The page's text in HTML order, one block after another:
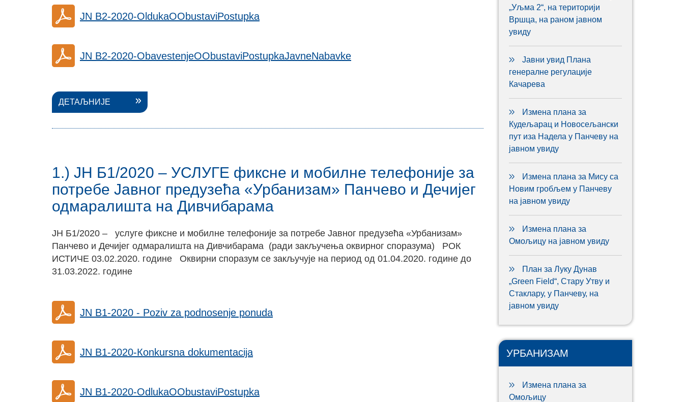
JN B2-2020-OldukaOObustaviPostupka
JN B2-2020-ObavestenjeOObustaviPostupkaJavneNabavke
ДЕТАЉНИЈЕ
1.) ЈН Б1/2020 – УСЛУГЕ фиксне и мобилне телефоније за
потребе Јавног предузећа «Урбанизам» Панчево и Дечијег
одмаралишта на Дивчибарама
ЈН Б1/2020 – услуге фиксне и мобилне телефоније за потребе Јавног предузећа «Урбанизам»
Панчево и Дечијег одмаралишта на Дивчибарама (ради закључења оквирног споразума) РОК
ИСТИЧЕ 03.02.2020. године Оквирни споразум се закључује на период од 01.04.2020. године до
31.03.2022. године
JN B1-2020 - Poziv za podnosenje ponuda
JN B1-2020-Кonkursna dokumentacija
JN B1-2020-OdlukaOObustaviPostupka
„Уљма 2“, на територији
Вршца, на раном јавном
увиду
Јавни увид Плана
генералне регулације
Качарева
Измена плана за
Кудељарац и Новосељански
пут иза Надела у Панчеву на
јавном увиду
Измена плана за Мису са
Новим гробљем у Панчеву
на јавном увиду
Измена плана за
Омољицу на јавном увиду
План за Луку Дунав
„Green Field“, Стару Утву и
Стаклару, у Панчеву, на
јавном увиду
УРБАНИЗАМ
Измена плана за
Омољицу